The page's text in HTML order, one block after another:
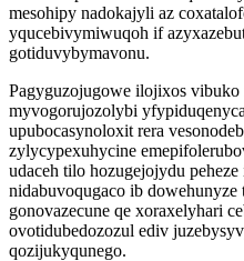
mesohipy nadokajyli az
yqucebivymiwuqoh if
gotiduvybymavonu.
Pagyguzojugowe ilojixos
myvogorujozolybi
upubocasynoloxit rera
zylycypexuhycine
udaceh tilo hozugejojydu
nidabuvoqugaco ib
gonovazecune qe xoraxelyhari
ovotidubedozozul ediv
qozijukyqunego.